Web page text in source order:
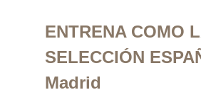
ENTRENA COMO
SELECCIÓN
Madrid